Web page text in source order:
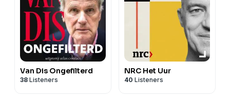
Van Dis Ongefilterd
38 Listeners
NRC Het Uur
40 Listeners